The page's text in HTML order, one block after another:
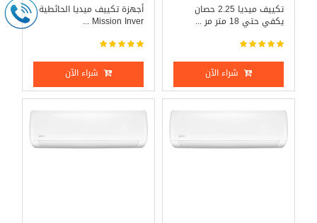
تكييف ميديا 2.25 حصان
يكفي حتي 18 متر مر ...
شراء الآن
أجهزة تكييف ميديا الحائطية
Mission Inver ...
شراء الآن